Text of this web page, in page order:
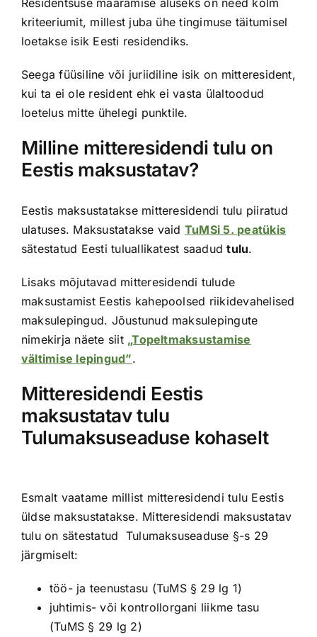
kriteeriumit, millest juba ühe tingimuse täitumisel
loetakse isik Eesti residendiks.
Seega füüsiline või juriidiline isik on mitteresident,
kui ta ei ole resident ehk ei vasta ülaltoodud
loetelus mitte ühelegi punktile.
Milline mitteresidendi tulu on
Eestis maksustatav?
Eestis maksustatakse mitteresidendi tulu piiratud
ulatuses. Maksustatakse vaid TuMSi 5. peatükis
sätestatud Eesti tuluallikatest saadudtulu.
Lisaks mõjutavad mitteresidendi tulude
maksustamist Eestis kahepoolsed riikidevahelised
maksulepingud. Jõustunud maksulepingute
nimekirja näete siit „Topeltmaksustamise
vältimise lepingud”.
Mitteresidendi Eestis
maksustatav tulu
Tulumaksuseaduse kohaselt
Esmalt vaatame millist mitteresidendi tulu Eestis
üldse maksustatakse. Mitteresidendi maksustatav
tulu on sätestatud Tulumaksuseaduse §-s 29
järgmiselt:
töö- ja teenustasu (TuMS § 29 lg 1)
juhtimis- või kontrollorgani liikme tasu
(TuMS § 29 lg 2)